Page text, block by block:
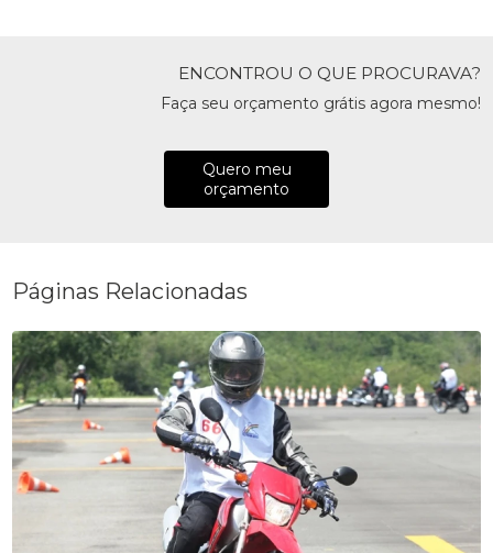
ENCONTROU O QUE PROCURAVA?
Faça seu orçamento grátis agora mesmo!
Quero meu
orçamento
Páginas Relacionadas